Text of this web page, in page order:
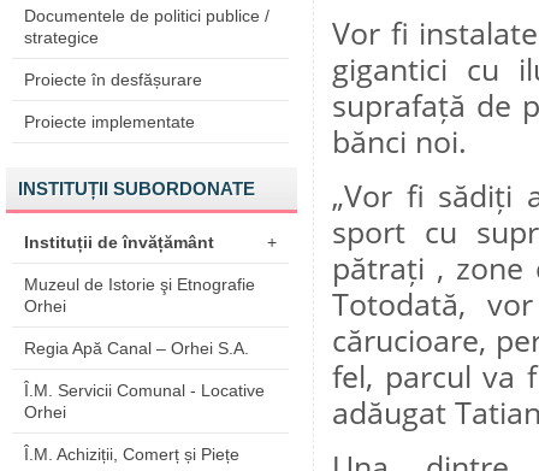
Documentele de politici publice /
strategice
Proiecte în desfășurare
Proiecte implementate
INSTITUȚII SUBORDONATE
Instituții de învățământ +
Muzeul de Istorie şi Etnografie
Orhei
Regia Apă Canal – Orhei S.A.
Î.M. Servicii Comunal - Locative
Orhei
Î.M. Achiziții, Comerț și Piețe
Vor fi
gigantici cu
suprafață de
bănci noi.
„Vor fi sădiți
sport cu
pătrați , zone
Totodată,
cărucioare,
fel, parcul va
adăugat